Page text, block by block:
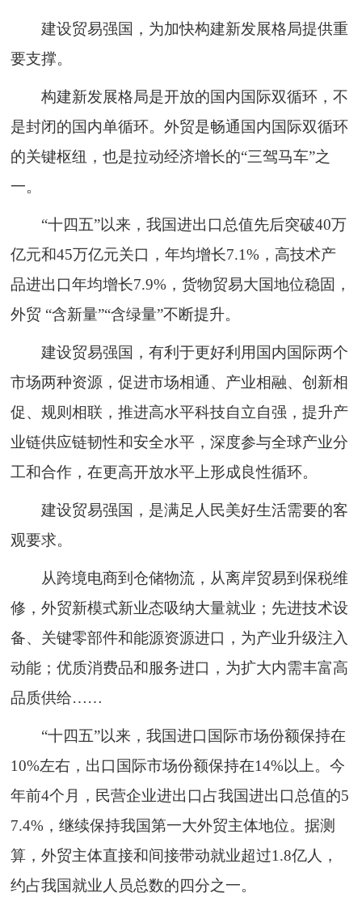
建设贸易强国，为加快构建新发展格局提供重
要支撑。
构建新发展格局是开放的国内国际双循环，不
是封闭的国内单循环。外贸是畅通国内国际双循环
的关键枢纽，也是拉动经济增长的“三驾马车”之
一。
“十四五”以来，我国进出口总值先后突破40万
亿元和45万亿元关口，年均增长7.1%，高技术产
品进出口年均增长7.9%，货物贸易大国地位稳固，
外贸 “含新量”“含绿量”不断提升。
建设贸易强国，有利于更好利用国内国际两个
市场两种资源，促进市场相通、产业相融、创新相
促、规则相联，推进高水平科技自立自强，提升产
业链供应链韧性和安全水平，深度参与全球产业分
工和合作，在更高开放水平上形成良性循环。
建设贸易强国，是满足人民美好生活需要的客
观要求。
从跨境电商到仓储物流，从离岸贸易到保税维
修，外贸新模式新业态吸纳大量就业；先进技术设
备、关键零部件和能源资源进口，为产业升级注入
动能；优质消费品和服务进口，为扩大内需丰富高
品质供给……
“十四五”以来，我国进口国际市场份额保持在
10%左右，出口国际市场份额保持在14%以上。今
年前4个月，民营企业进出口占我国进出口总值的5
7.4%，继续保持我国第一大外贸主体地位。据测
算，外贸主体直接和间接带动就业超过1.8亿人，
约占我国就业人员总数的四分之一。